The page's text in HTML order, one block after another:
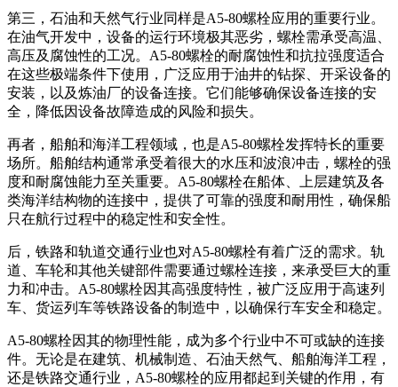
第三，石油和天然气行业同样是A5-80螺栓应用的重要行业。
在油气开发中，设备的运行环境极其恶劣，螺栓需承受高温、
高压及腐蚀性的工况。A5-80螺栓的耐腐蚀性和抗拉强度适合
在这些极端条件下使用，广泛应用于油井的钻探、开采设备的
安装，以及炼油厂的设备连接。它们能够确保设备连接的安
全，降低因设备故障造成的风险和损失。
再者，船舶和海洋工程领域，也是A5-80螺栓发挥特长的重要
场所。船舶结构通常承受着很大的水压和波浪冲击，螺栓的强
度和耐腐蚀能力至关重要。A5-80螺栓在船体、上层建筑及各
类海洋结构物的连接中，提供了可靠的强度和耐用性，确保船
只在航行过程中的稳定性和安全性。
后，铁路和轨道交通行业也对A5-80螺栓有着广泛的需求。轨
道、车轮和其他关键部件需要通过螺栓连接，来承受巨大的重
力和冲击。A5-80螺栓因其高强度特性，被广泛应用于高速列
车、货运列车等铁路设备的制造中，以确保行车安全和稳定。
A5-80螺栓因其的物理性能，成为多个行业中不可或缺的连接
件。无论是在建筑、机械制造、石油天然气、船舶海洋工程，
还是铁路交通行业，A5-80螺栓的应用都起到关键的作用，有